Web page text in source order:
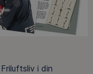
i din